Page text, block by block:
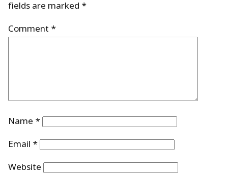
fields are marked *
Comment *
Name *
Email *
Website